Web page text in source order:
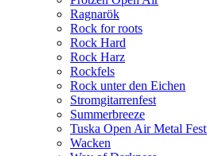
Ragnarök
Rock for roots
Rock Hard
Rock Harz
Rockfels
Rock unter den Eichen
Stromgitarrenfest
Summerbreeze
Tuska Open Air Metal
Wacken